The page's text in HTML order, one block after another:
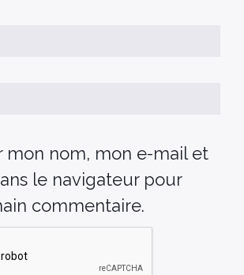
mon nom, mon e-mail et
le navigateur pour
commentaire.